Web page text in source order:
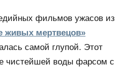
фильмов ужасов из
живых мертвецов»
самой глупой. Этот
чистейшей воды фарсом с